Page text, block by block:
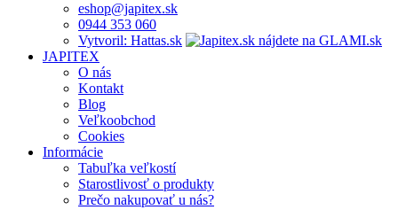
eshop@japitex.sk
0944 353 060
Vytvoril: Hattas.sk
JAPITEX
O nás
Kontakt
Blog
Veľkoobchod
Cookies
Informácie
Tabuľka veľkostí
Starostlivosť o produkty
Prečo nakupovať u nás?